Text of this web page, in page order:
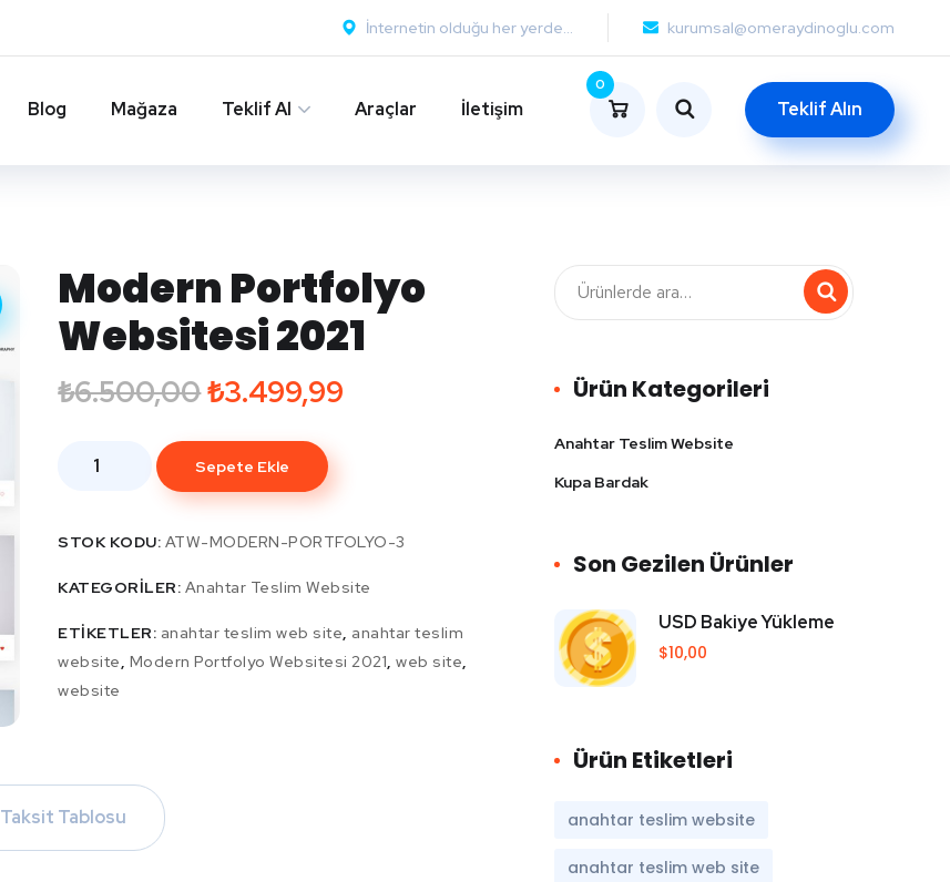
İnternetin olduğu her yerde... kurumsal@omeraydinoglu.com
Blog Mağaza Teklif Al Araçlar İletişim
0
Teklif Alın
Modern Portfolyo
Websitesi 2021
₺6.500,00₺3.499,99
Sepete Ekle
STOK KODU: ATW-MODERN-PORTFOLYO-3
KATEGORILER: Anahtar Teslim Website
ETIKETLER: anahtar teslim web site, anahtar teslim
website, Modern Portfolyo Websitesi 2021,web site,
website
Taksit Tablosu
Ürün Kategorileri
Anahtar Teslim Website
Kupa Bardak
Son Gezilen Ürünler
USD Bakiye Yükleme
$10,00
Ürün Etiketleri
anahtar teslim website
anahtar teslim web site